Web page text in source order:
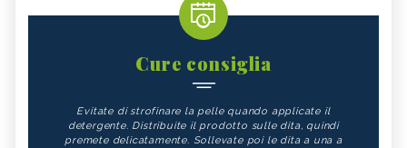
Cure consiglia
Evitate di strofinare la pelle quando applicate il
detergente. Distribuite il prodotto sulle dita, quindi
premete delicatamente. Sollevate poi le dita a una a